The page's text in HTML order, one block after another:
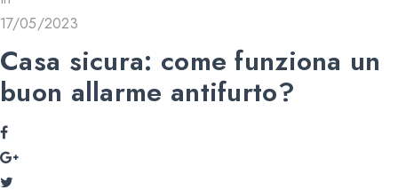
17/05/2023
Casa sicura: come funziona un
buon allarme antifurto?